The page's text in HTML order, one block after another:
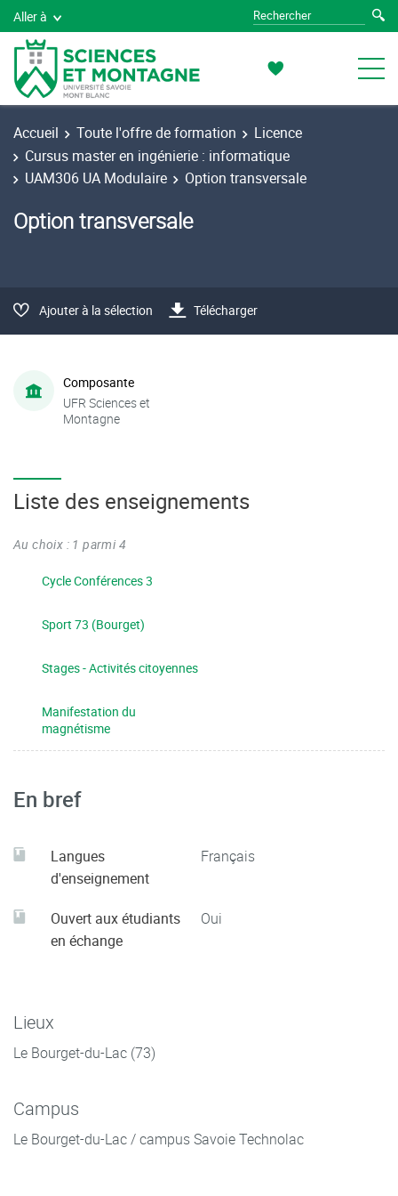
Aller à
Accueil Toute l'offre de formation
Licence
Cursus master en ingénierie : informatique
UAM306 UA Modulaire
Option transversale
Option transversale
Ajouter à la sélection Télécharger
Composante
UFR Sciences et
Montagne
Liste des enseignements
Au choix : 1 parmi 4
Cycle Conférences 3
Sport 73 (Bourget)
Stages - Activités citoyennes
Manifestation du
magnétisme
En bref
Langues
d'enseignement
Français
Ouvert aux étudiants
en échange
Oui
Lieux
Le Bourget-du-Lac (73)
Campus
Le Bourget-du-Lac / campus Savoie Technolac